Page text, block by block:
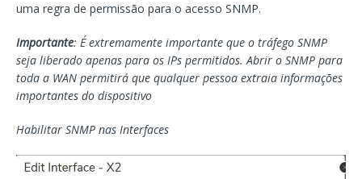
uma regra de permissão para o acesso SNMP.
Importante: É extremamente importante que o tráfego SNMP
seja liberado apenas para os IPs permitidos. Abrir o SNMP para
toda a WAN permitirá que qualquer pessoa extraia informações
importantes do dispositivo
Habilitar SNMP nas Interfaces